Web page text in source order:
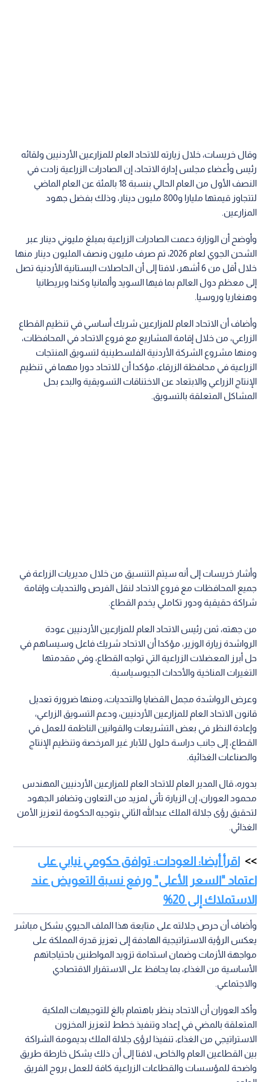
وقال خريسات، خلال زيارته للاتحاد العام للمزارعين الأردنيين ولقائه
رئيس وأعضاء مجلس إدارة الاتحاد، إن الصادرات الزراعية زادت في
النصف الأول من العام الحالي بنسبة 18 بالمئة عن العام الماضي
لتتجاوز قيمتها مليارا و800 مليون دينار، وذلك بفضل جهود
المزارعين.
وأوضح أن الوزارة دعمت الصادرات الزراعية بمبلغ مليوني دينار عبر
الشحن الجوي لعام 2026، تم صرف مليون ونصف المليون دينار منها
خلال أقل من 6 أشهر، لافتا إلى أن الحاصلات البستانية الأردنية تصل
إلى معظم دول العالم بما فيها السويد وألمانيا وكندا وبريطانيا
وهنغاريا وروسيا.
وأضاف أن الاتحاد العام للمزارعين شريك أساسي في تنظيم القطاع
الزراعي، من خلال إقامة المشاريع مع فروع الاتحاد في المحافظات،
ومنها مشروع الشركة الأردنية الفلسطينية لتسويق المنتجات
الزراعية في محافظة الزرقاء، مؤكدا أن للاتحاد دورا مهما في تنظيم
الإنتاج الزراعي والابتعاد عن الاختناقات التسويقية والبدء بحل
المشاكل المتعلقة بالتسويق.
وأشار خريسات إلى أنه سيتم التنسيق من خلال مديريات الزراعة في
جميع المحافظات مع فروع الاتحاد لنقل الفرص والتحديات وإقامة
شراكة حقيقية ودور تكاملي يخدم القطاع.
من جهته، ثمن رئيس الاتحاد العام للمزارعين الأردنيين عودة
الرواشدة زيارة الوزير، مؤكدا أن الاتحاد شريك فاعل وسيساهم في
حل أبرز المعضلات الزراعية التي تواجه القطاع، وفي مقدمتها
التغيرات المناخية والأحداث الجيوسياسية.
وعرض الرواشدة مجمل القضايا والتحديات، ومنها ضرورة تعديل
قانون الاتحاد العام للمزارعين الأردنيين، ودعم التسويق الزراعي،
وإعادة النظر في بعض التشريعات والقوانين الناظمة للعمل في
القطاع، إلى جانب دراسة حلول للآبار غير المرخصة وتنظيم الإنتاج
والصناعات الغذائية.
بدوره، قال المدير العام للاتحاد العام للمزارعين الأردنيين المهندس
محمود العوران، إن الزيارة تأتي لمزيد من التعاون وتضافر الجهود
لتحقيق رؤى جلالة الملك عبدالله الثاني بتوجيه الحكومة لتعزيز الأمن
الغذائي.
اقرأ أيضا: العودات: توافق حكومي نيابي على
اعتماد "السعر الأعلى" ورفع نسبة التعويض عند
الاستملاك إلى 20%
وأضاف أن حرص جلالته على متابعة هذا الملف الحيوي بشكل مباشر
يعكس الرؤية الاستراتيجية الهادفة إلى تعزيز قدرة المملكة على
مواجهة الأزمات وضمان استدامة تزويد المواطنين باحتياجاتهم
الأساسية من الغذاء، بما يحافظ على الاستقرار الاقتصادي
والاجتماعي.
وأكد العوران أن الاتحاد ينظر باهتمام بالغ للتوجيهات الملكية
المتعلقة بالمضي في إعداد وتنفيذ خطط لتعزيز المخزون
الاستراتيجي من الغذاء، تنفيذا لرؤى جلالة الملك بديمومة الشراكة
بين القطاعين العام والخاص، لافتا إلى أن ذلك يشكل خارطة طريق
واضحة للمؤسسات والقطاعات الزراعية كافة للعمل بروح الفريق